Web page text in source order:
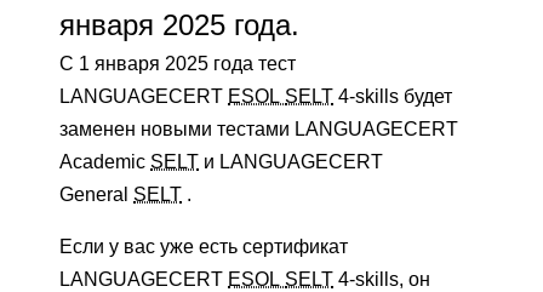
января 2025 года.
С 1 января 2025 года тест
LANGUAGECERT ESOL SELT 4-skills будет
заменен новыми тестами LANGUAGECERT
Academic SELT и LANGUAGECERT
General SELT .
Если у вас уже есть сертификат
LANGUAGECERT ESOL SELT 4-skills, он